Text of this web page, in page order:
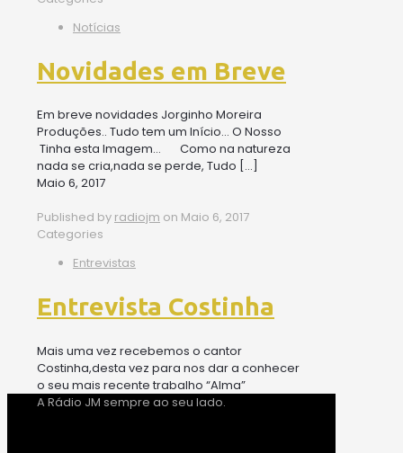
Notícias
Novidades em Breve
Em breve novidades Jorginho Moreira
Produções.. Tudo tem um Início… O Nosso
Tinha esta Imagem… Como na natureza
nada se cria,nada se perde, Tudo […]
Maio 6, 2017
Published by radiojm on Maio 6, 2017
Categories
Entrevistas
Entrevista Costinha
Mais uma vez recebemos o cantor
Costinha,desta vez para nos dar a conhecer
o seu mais recente trabalho “Alma”
A Rádio JM sempre ao seu lado.